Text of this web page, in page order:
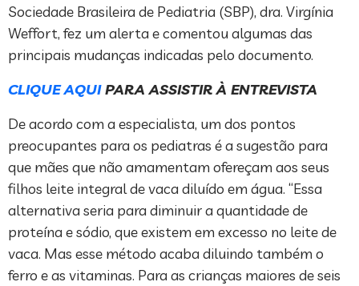
Sociedade Brasileira de Pediatria (SBP), dra. Virgínia
Weffort, fez um alerta e comentou algumas das
principais mudanças indicadas pelo documento.
CLIQUE AQUIPARA ASSISTIR À ENTREVISTA
De acordo com a especialista, um dos pontos
preocupantes para os pediatras é a sugestão para
que mães que não amamentam ofereçam aos seus
filhos leite integral de vaca diluído em água. “Essa
alternativa seria para diminuir a quantidade de
proteína e sódio, que existem em excesso no leite de
vaca. Mas esse método acaba diluindo também o
ferro e as vitaminas. Para as crianças maiores de seis